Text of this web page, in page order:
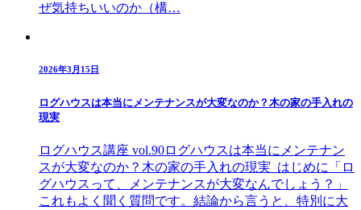
ぜ気持ちいいのか（構…
2026年3月15日
ログハウスは本当にメンテナンスが大変なのか？木の家の手入れの
現実
ログハウス講座 vol.90ログハウスは本当にメンテナン
スが大変なのか？木の家の手入れの現実 はじめに「ロ
グハウスって、メンテナンスが大変なんでしょう？」
これもよく聞く質問です。結論から言うと、特別に大